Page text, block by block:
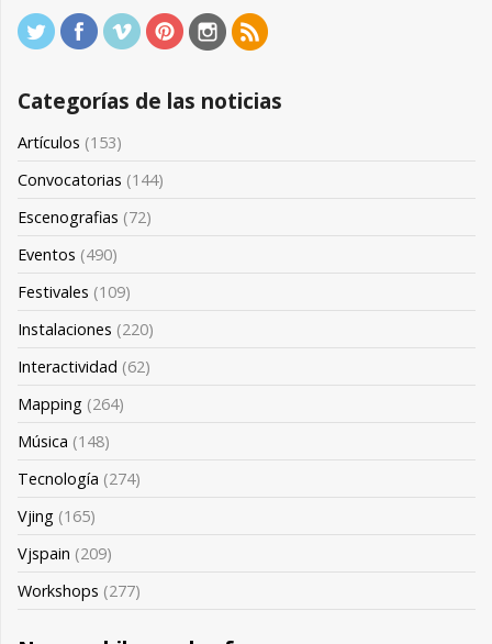
Categorías de las noticias
Artículos (153)
Convocatorias (144)
Escenografias (72)
Eventos (490)
Festivales (109)
Instalaciones (220)
Interactividad (62)
Mapping (264)
Música (148)
Tecnología (274)
Vjing (165)
Vjspain (209)
Workshops (277)